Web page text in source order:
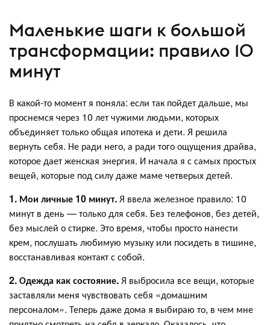
Маленькие шаги к большой
трансформации: правило 10
минут
В какой-то момент я поняла: если так пойдет дальше, мы
проснемся через 10 лет чужими людьми, которых
объединяет только общая ипотека и дети. Я решила
вернуть себя. Не ради него, а ради того ощущения драйва,
которое дает женская энергия. И начала я с самых простых
вещей, которые под силу даже маме четверых детей.
1. Мои личные 10 минут.Я ввела железное правило: 10
минут в день — только для себя. Без телефонов, без детей,
без мыслей о стирке. Это время, чтобы просто нанести
крем, послушать любимую музыку или посидеть в тишине,
восстанавливая контакт с собой.
2. Одежда как состояние.Я выбросила все вещи, которые
заставляли меня чувствовать себя «домашним
персоналом». Теперь даже дома я выбираю то, в чем мне